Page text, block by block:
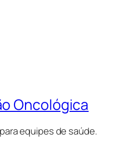
Oncológica
equipes de saúde.